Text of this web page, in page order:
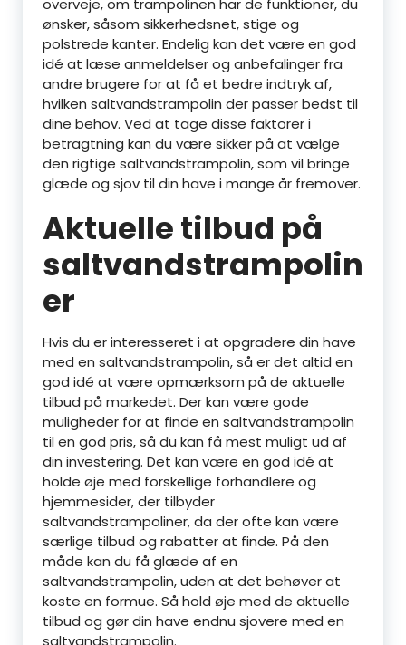
overveje, om trampolinen har de funktioner, du
ønsker, såsom sikkerhedsnet, stige og
polstrede kanter. Endelig kan det være en god
idé at læse anmeldelser og anbefalinger fra
andre brugere for at få et bedre indtryk af,
hvilken saltvandstrampolin der passer bedst til
dine behov. Ved at tage disse faktorer i
betragtning kan du være sikker på at vælge
den rigtige saltvandstrampolin, som vil bringe
glæde og sjov til din have i mange år fremover.
Aktuelle tilbud på
saltvandstrampolin
er
Hvis du er interesseret i at opgradere din have
med en saltvandstrampolin, så er det altid en
god idé at være opmærksom på de aktuelle
tilbud på markedet. Der kan være gode
muligheder for at finde en saltvandstrampolin
til en god pris, så du kan få mest muligt ud af
din investering. Det kan være en god idé at
holde øje med forskellige forhandlere og
hjemmesider, der tilbyder
saltvandstrampoliner, da der ofte kan være
særlige tilbud og rabatter at finde. På den
måde kan du få glæde af en
saltvandstrampolin, uden at det behøver at
koste en formue. Så hold øje med de aktuelle
tilbud og gør din have endnu sjovere med en
saltvandstrampolin.